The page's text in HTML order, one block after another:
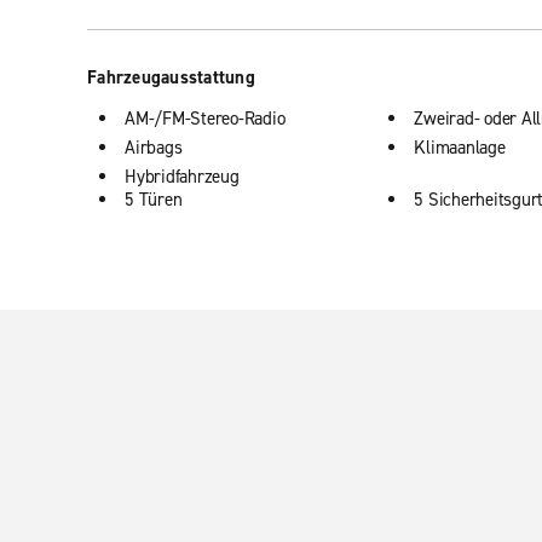
Fahrzeugausstattung
AM-/FM-Stereo-Radio
Airbags
Hybridfahrzeug
Zweirad- oder
Klimaanlage
5 Türen 5